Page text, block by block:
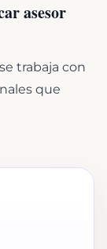
asesor
trabaja con
que